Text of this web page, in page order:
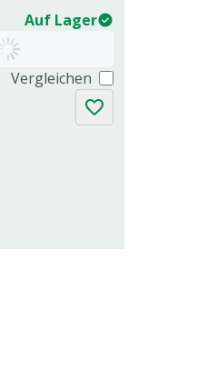
Auf Lager
Vergleichen